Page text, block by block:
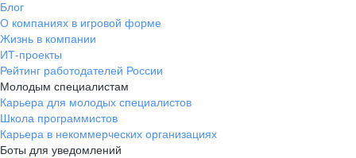
Блог
О компаниях в игровой форме
Жизнь в компании
ИТ-проекты
Рейтинг работодателей России
Молодым специалистам
Карьера для молодых специалистов
Школа программистов
Карьера в некоммерческих организациях
Боты для уведомлений